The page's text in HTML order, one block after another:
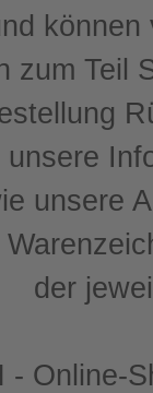
zum Teil
unsere
der
- Online-